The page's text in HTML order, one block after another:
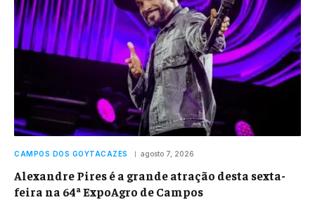
CAMPOS DOS GOYTACAZES agosto 7, 2026
Alexandre Pires é a grande atração desta sexta-
feira na 64ª ExpoAgro de Campos